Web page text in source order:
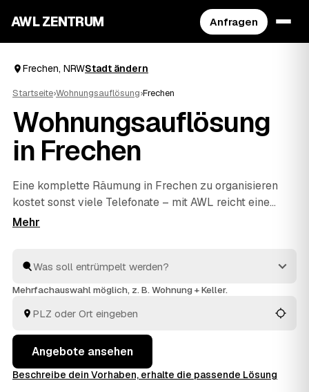
AWL ZENTRUM Anfragen
Frechen, NRWStadt ändern
Startseite›Wohnungsauflösung›Frechen
Wohnungsauflösung
in Frechen
Eine komplette Räumung in Frechen zu organisieren
kostet sonst viele Telefonate – mit AWL reicht eine
einzige Anfrage. Sie sagen, was weg soll, und
Vergleich. Vom letzten Karton bis zur besenreinen
Übergabe an Ihren Vermieter kümmern sich die Profis
bekommt.
Mehrfachauswahl möglich, z. B. Wohnung + Keller.
Angebote ansehen
Beschreibe dein Vorhaben, erhalte die passende Lösung